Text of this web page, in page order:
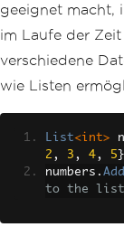
geeignet macht,
im Laufe der
verschiedene
wie Listen
List<int>
2 , 3 , 4, 5
numbers . Add
to the list